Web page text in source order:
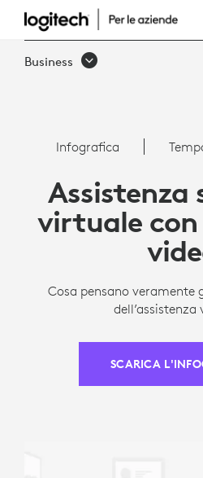
PRINCIPALI
RISULTATI
VIRTUALE
LOGITECH
Business
Infografica
Assistenza
virtuale
Cosa pensano veramente
SCARICA